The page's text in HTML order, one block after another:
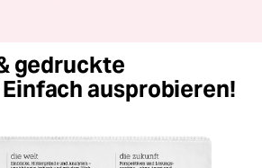
gedruckte
ausprobieren!